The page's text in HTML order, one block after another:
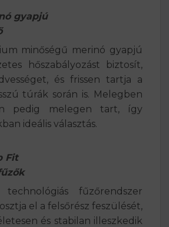
gyapjú
minőségű merinó gyapjú
hőszabályozást biztosít,
és frissen tartja a
túrák során is. Melegben
pedig melegen tart, így
ideális választás.
Fit
fűzőrendszer
el a felsőrész feszülését,
és stabilan illeszkedik